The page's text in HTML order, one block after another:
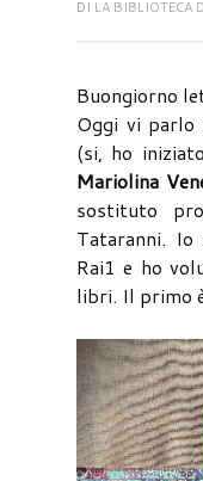
DI LA BIBLIOTECA
Buongiorno
Oggi vi
(si, ho
Mariolina
sostituto
Tataranni.
Rai1 e ho
libri. Il primo